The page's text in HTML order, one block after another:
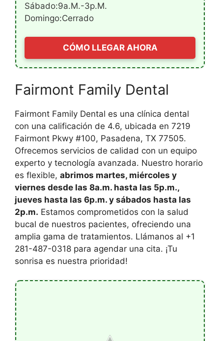
Sábado:9a.m.-3p.m.
Domingo:Cerrado
CÓMO LLEGAR AHORA
Fairmont Family Dental
Fairmont Family Dental es una clínica dental
con una calificación de 4.6, ubicada en 7219
Fairmont Pkwy #100, Pasadena, TX 77505.
Ofrecemos servicios de calidad con un equipo
experto y tecnología avanzada. Nuestro horario
es flexible, abrimos martes, miércoles y
viernes desde las 8a.m. hasta las 5p.m.,
jueves hasta las 6p.m. y sábados hasta las
2p.m. Estamos comprometidos con la salud
bucal de nuestros pacientes, ofreciendo una
amplia gama de tratamientos. Llámanos al +1
281-487-0318 para agendar una cita. ¡Tu
sonrisa es nuestra prioridad!